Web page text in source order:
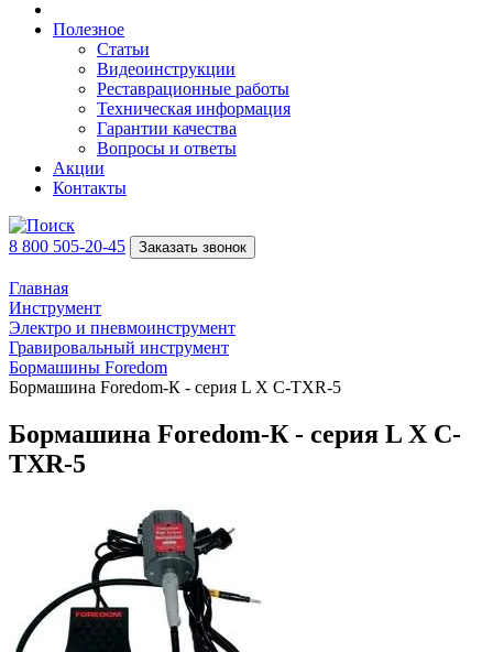
Полезное
Статьи
Видеоинструкции
Реставрационные работы
Техническая информация
Гарантии качества
Вопросы и ответы
Акции
Контакты
8 800 505-20-45 Заказать звонок
Главная
Инструмент
Электро и пневмоинструмент
Гравировальный инструмент
Бормашины Foredom
Бормашина Foredom-К - серия L Х С-TXR-5
Бормашина Foredom-К - серия L Х С-
TXR-5